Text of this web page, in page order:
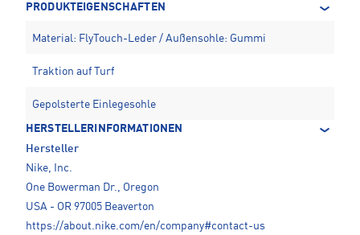
PRODUKTEIGENSCHAFTEN
Material: FlyTouch-Leder / Außensohle: Gummi
Traktion auf Turf
Gepolsterte Einlegesohle
HERSTELLERINFORMATIONEN
Hersteller
Nike, Inc.
One Bowerman Dr., Oregon
USA - OR 97005 Beaverton
https://about.nike.com/en/company#contact-us